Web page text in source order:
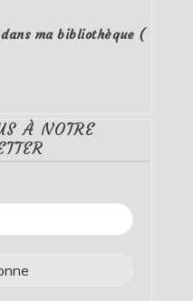
ma bibliothèque (
À NOTRE